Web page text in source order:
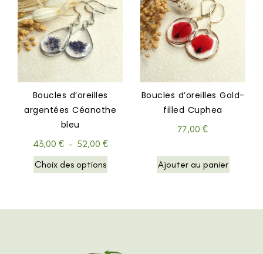
Boucles d’oreilles
argentées Céanothe
bleu
43,00 € – 52,00 €
Choix des options
Boucles d’oreilles Gold-
filled Cuphea
77,00 €
Ajouter au panier